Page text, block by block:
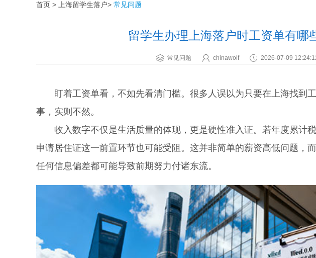
首页 > 上海留学生落户> 常见问题
留学生办理上海落户时工资单有哪
常见问题 chinawolf 2026-07-09
盯着工资单看，不如先看清门槛。很多人误以为只要在上海找到工
事，实则不然。
收入数字不仅是生活质量的体现，更是硬性准入证。若年度累计税
申请居住证这一前置环节也可能受阻。这并非简单的薪资高低问题，
任何信息偏差都可能导致前期努力付诸东流。